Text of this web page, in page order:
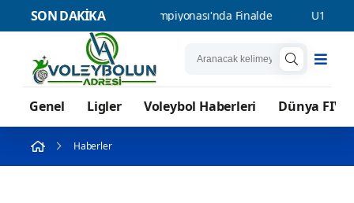
SON DAKİKA
Balkan Şampiyonası'nda Finalde U17 Kız Milli
Genel Ligler Voleybol Haberleri Dünya
Haberler